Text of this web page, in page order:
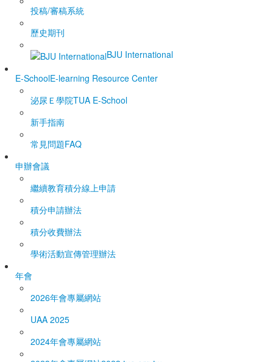
投稿/審稿系統
歷史期刊
BJU International
E-SchoolE-learning Resource Center
泌尿Ｅ學院TUA E-School
新手指南
常見問題FAQ
申辦會議
繼續教育積分線上申請
積分申請辦法
積分收費辦法
學術活動宣傳管理辦法
年會
2026年會專屬網站
UAA 2025
2024年會專屬網站